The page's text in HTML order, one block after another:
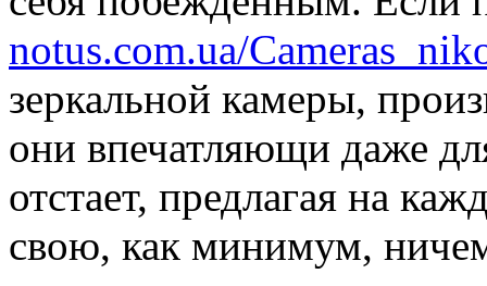
notus.com.ua/
зеркальной камеры,
они впечатляющи даже
отстает, предлагая на
свою, как минимум,